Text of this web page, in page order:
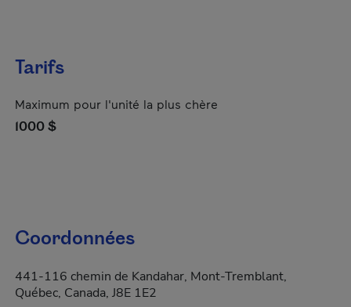
Tarifs
Maximum pour l'unité la plus chère
1000 $
Coordonnées
441-116 chemin de Kandahar, Mont-Tremblant,
Québec, Canada, J8E 1E2